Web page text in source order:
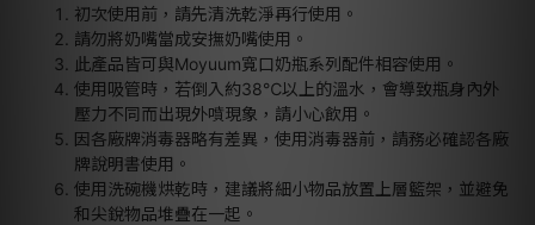
初次使用前，請先清洗乾淨再行使用。
請勿將奶嘴當成安撫奶嘴使用。
此產品皆可與Moyuum寬口奶瓶系列配件相容使用。
使用吸管時，若倒入約38℃以上的溫水，會導致瓶身內外
壓力不同而出現外噴現象，請小心飲用。
因各廠牌消毒器略有差異，使用消毒器前，請務必確認各廠
牌說明書使用。
使用洗碗機烘乾時，建議將細小物品放置上層籃架，並避免
和尖銳物品堆疊在一起。